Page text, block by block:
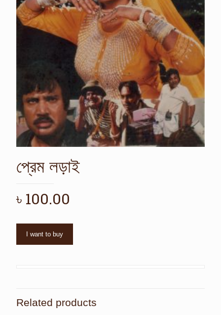
প্রেম লড়াই
৳ 100.00
I want to buy
Related products